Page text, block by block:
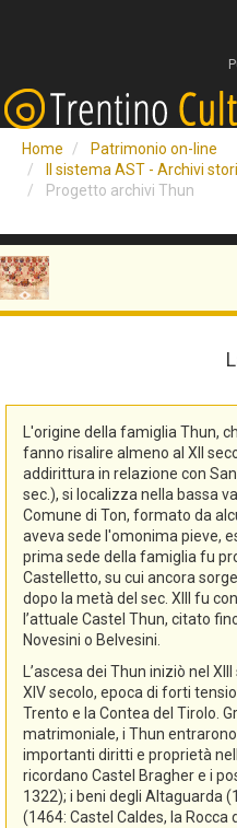
Home
Patrimonio on-line
Il sistema AST - Archivi
Progetto archivi Thun
L'origine della famiglia Thun,
fanno risalire almeno al XII
addirittura in relazione con
sec.), si localizza nella bassa
Comune di Ton, formato da
aveva sede l'omonima pieve,
prima sede della famiglia fu
Castelletto, su cui ancora
dopo la metà del sec. XIII fu
l’attuale Castel Thun, citato
Novesini o Belvesini.
L’ascesa dei Thun iniziò nel
XIV secolo, epoca di forti
Trento e la Contea del Tirolo.
matrimoniale, i Thun
importanti diritti e proprietà
ricordano Castel Bragher e i
1322); i beni degli Altaguarda
(1464: Castel Caldes, la Rocca